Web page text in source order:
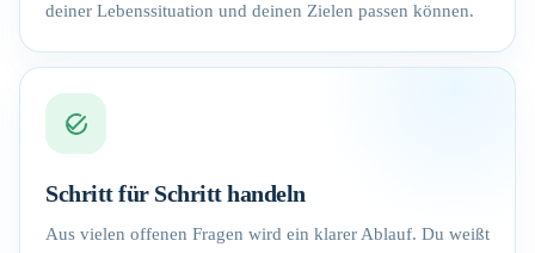
deiner Lebenssituation und deinen Zielen passen können.
Schritt für Schritt handeln
Aus vielen offenen Fragen wird ein klarer Ablauf. Du weißt